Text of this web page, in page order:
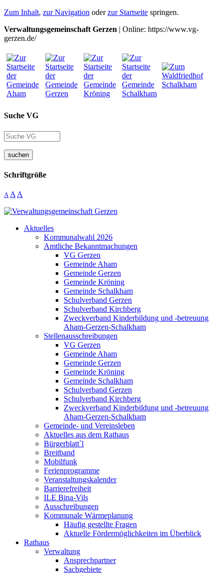
Zum Inhalt, zur Navigation oderzur Startseite springen.
Verwaltungsgemeinschaft Gerzen | Online: https://www.vg-
gerzen.de/
Suche VG
suchen
Schriftgröße
A A A
Aktuelles
Kommunalwahl 2026
Amtliche Bekanntmachungen
VG Gerzen
Gemeinde Aham
Gemeinde Gerzen
Gemeinde Kröning
Gemeinde Schalkham
Schulverband Gerzen
Schulverband Kirchberg
Zweckverband Kinderbildung und -betreuung
Aham-Gerzen-Schalkham
Stellenausschreibungen
VG Gerzen
Gemeinde Aham
Gemeinde Gerzen
Gemeinde Kröning
Gemeinde Schalkham
Schulverband Gerzen
Schulverband Kirchberg
Zweckverband Kinderbildung und -betreuung
Aham-Gerzen-Schalkham
Gemeinde- und Vereinsleben
Aktuelles aus dem Rathaus
Bürgerblatt`l
Breitband
Mobilfunk
Ferienprogramme
Veranstaltungskalender
Barrierefreiheit
ILE Bina-Vils
Ausschreibungen
Kommunale Wärmeplanung
Häufig gestellte Fragen
Aktuelle Fördermöglichkeiten im Überblick
Rathaus
Verwaltung
Ansprechpartner
Sachgebiete